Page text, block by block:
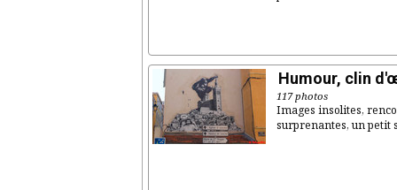
Humour, clin
117 photos
Images insolites,
surprenantes, un